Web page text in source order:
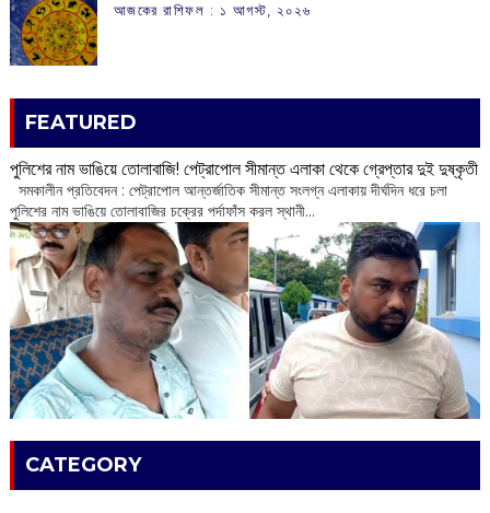
আজকের রাশিফল :‌ ‌‌১ আগস্ট, ২০২৬
FEATURED
পুলিশের নাম ভাঙিয়ে তোলাবাজি! পেট্রাপোল সীমান্ত এলাকা থেকে গ্রেপ্তার দুই দুষ্কৃতী
সমকালীন প্রতিবেদন : পেট্রাপোল আন্তর্জাতিক সীমান্ত সংলগ্ন এলাকায় দীর্ঘদিন ধরে চলা
পুলিশের নাম ভাঙিয়ে তোলাবাজির চক্রের পর্দাফাঁস করল স্থানী...
CATEGORY